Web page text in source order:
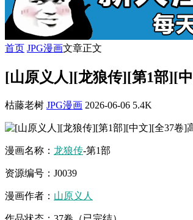
首页 JPG漫画文章正文
[山原义人][龙狼传][第1部][
枯藤老树 JPG漫画 2026-06-06 5.4K
漫画名称： 龙狼传-第1部
资源编号：J0039
漫画作者： 山原义人